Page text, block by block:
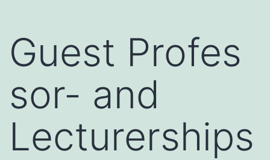
Guest Profes
sor- and
Lecturerships